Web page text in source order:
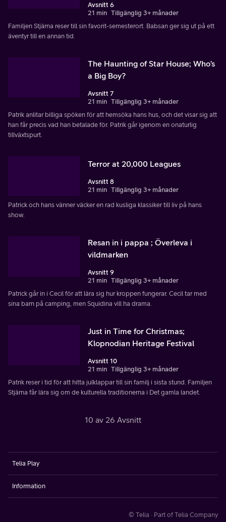
Avsnitt 6
21 min Tillgänglig 3+ månader
Familjen Stjärna reser till sin favorit-semesterort. Babsan ger sig ut på ett
äventyr till en annan tid.
The Haunting of Star House; Who’s
a Big Boy?
Avsnitt 7
21 min Tillgänglig 3+ månader
Patrik anlitar billiga spöken för att hemsöka hans hus, och det visar sig att
han får precis vad han betalade för. Patrik går igenom en onaturlig
tillväxtspurt.
Terror at 20,000 Leagues
Avsnitt 8
21 min Tillgänglig 3+ månader
Patrick och hans vänner väcker en rad kusliga klassiker till liv på hans
show.
Resan in i pappa ; Överleva i
vildmarken
Avsnitt 9
21 min Tillgänglig 3+ månader
Patrick går in i Cecil för att lära sig hur kroppen fungerar. Cecil tar med
sina barn på camping, men Squidina vill ha drama.
Just in Time for Christmas;
Klopnodian Heritage Festival
Avsnitt 10
21 min Tillgänglig 3+ månader
Patrik reser i tid för att hitta julklappar till sin familj i sista stund. Familjen
Stjärna får lära sig om de kulturella traditionerna i Det gamla landet.
10 av 26 Avsnitt
Telia Play
Information
© Telia · Part of Telia Company